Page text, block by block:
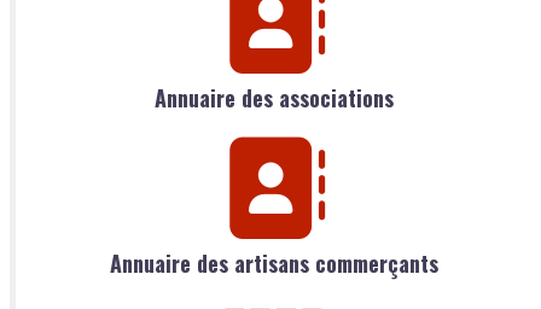
Annuaire des associations
Annuaire des artisans commerçants